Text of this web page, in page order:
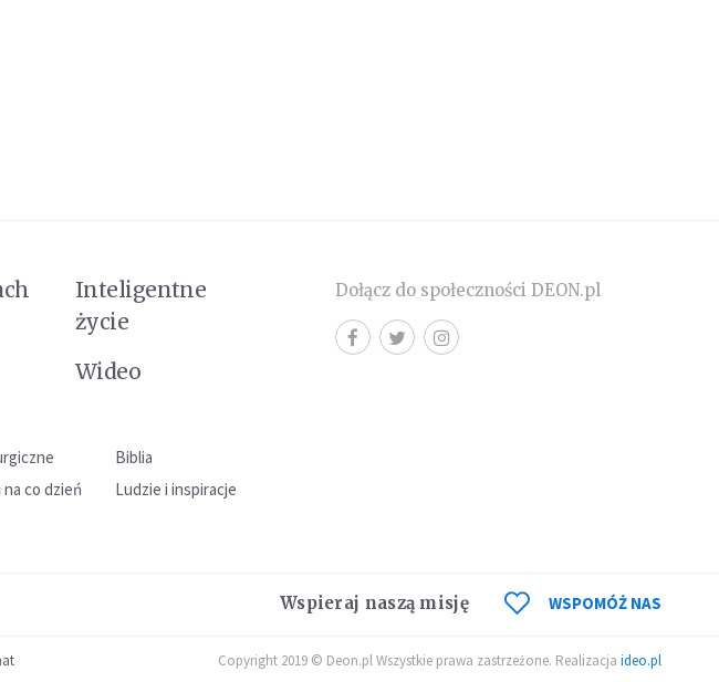
Inteligentne
życie
Wideo
Biblia
co dzień
Ludzie i inspiracje
Dołącz do społeczności DEON.pl
Wspieraj naszą misję WSPOMÓŻ NAS
Copyright 2019 © Deon.pl Wszystkie prawa zastrzeżone. Realizacja ideo.pl